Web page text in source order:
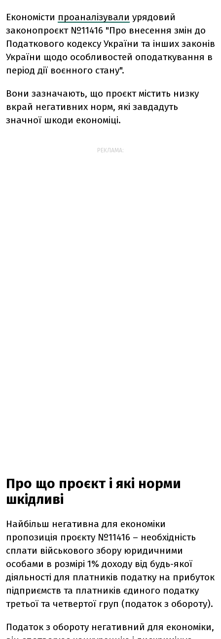
Економісти проаналізували урядовий
законопроєкт №11416 "Про внесення змін до
Податкового кодексу України та інших законів
України щодо особливостей оподаткування в
період дії воєнного стану".
Вони зазначають, що проєкт містить низку
вкрай негативних норм, які завдадуть
значної шкоди економіці.
РЕКЛАМА:
Про що проєкт і які норми
шкідливі
Найбільш негативна для економіки
пропозиція проєкту №11416 – необхідність
сплати військового збору юридичними
особами в розмірі 1% доходу від будь-якої
діяльності для платників податку на прибуток
підприємств та платників єдиного податку
третьої та четвертої груп (податок з обороту).
Податок з обороту негативний для економіки,